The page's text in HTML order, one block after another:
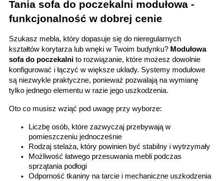
Tania sofa do poczekalni modułowa -
funkcjonalność w dobrej cenie
Szukasz mebla, który dopasuje się do nieregularnych
kształtów korytarza lub wnęki w Twoim budynku? Modułowa
sofa do poczekalni to rozwiązanie, które możesz dowolnie
konfigurować i łączyć w większe układy. Systemy modułowe
są niezwykle praktyczne, ponieważ pozwalają na wymianę
tylko jednego elementu w razie jego uszkodzenia.
Oto co musisz wziąć pod uwagę przy wyborze:
Liczbę osób, które zazwyczaj przebywają w
pomieszczeniu jednocześnie
Rodzaj stelaża, który powinien być stabilny i wytrzymały
Możliwość łatwego przesuwania mebli podczas
sprzątania podłogi
Odporność tkaniny na tarcie i mechaniczne uszkodzenia